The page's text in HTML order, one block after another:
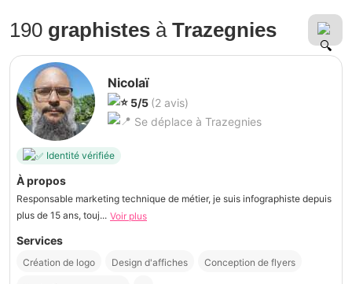
190 graphistes à Trazegnies
Nicolaï
5/5 (2 avis)
Se déplace à Trazegnies
Identité vérifiée
À propos
Responsable marketing technique de métier, je suis infographiste depuis
plus de 15 ans, touj... Voir plus
Services
Création de logo Design d'affiches Conception de flyers